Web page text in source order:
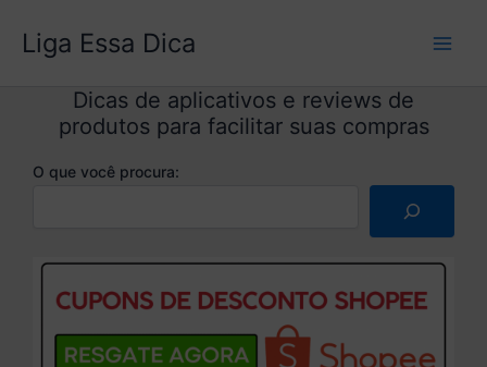
paraLiga Essa Dica
Dicas de aplicativos e reviews de
produtos para facilitar suas compras
O que você procura: